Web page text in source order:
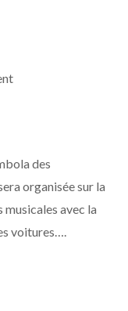
des
organisée sur la
avec la
voitures….